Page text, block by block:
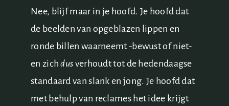
Nee, blijf maar in je hoofd. Je hoofd dat
de beelden van opgeblazen lippen en
ronde billen waarneemt -bewust of niet-
en zichdus verhoudt tot de hedendaagse
standaard van slank en jong. Je hoofd dat
met behulp van reclames het idee krijgt